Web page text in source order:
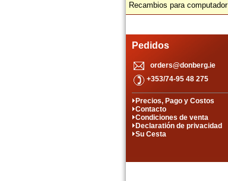
Recambios para computador
Pedidos
orders@donberg.ie
+353/74-95 48 275
Precios, Pago y Costos
Contacto
Condiciones de venta
Declaratión de privacidad
Su Cesta